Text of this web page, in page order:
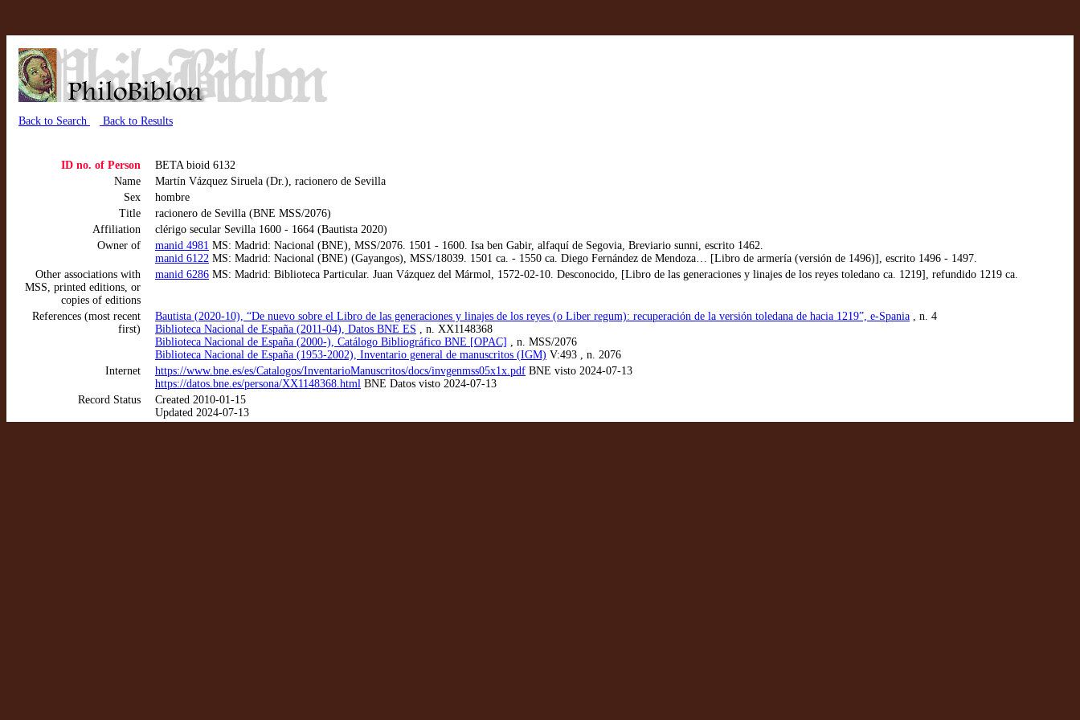
Back to Search Back to Results
ID no. of Person
BETA bioid 6132
Name
Martín Vázquez Siruela (Dr.), racionero de Sevilla
Sex
hombre
Title
racionero de Sevilla (BNE MSS/2076)
Affiliation
clérigo secular Sevilla 1600 - 1664 (Bautista 2020)
Owner of
manid 4981 MS: Madrid: Nacional (BNE), MSS/2076. 1501 - 1600. Isa ben Gabir, alfaquí de Segovia, Breviario sunni, escrito 1462.
manid 6122 MS: Madrid: Nacional (BNE) (Gayangos), MSS/18039. 1501 ca. - 1550 ca. Diego Fernández de Mendoza… [Libro de armería (versión de 1496)], escrito 1496 - 1497.
Other associations with
MSS, printed editions, or
copies of editions
manid 6286 MS: Madrid: Biblioteca Particular. Juan Vázquez del Mármol, 1572-02-10. Desconocido, [Libro de las generaciones y linajes de los reyes toledano ca. 1219], refundido 1219 ca.
References (most recent
first)
Bautista (2020-10), “De nuevo sobre el Libro de las generaciones y linajes de los reyes (o Liber regum): recuperación de la versión toledana de hacia 1219”, e-Spania , n. 4
Biblioteca Nacional de España (2011-04), Datos BNE ES , n. XX1148368
Biblioteca Nacional de España (2000-), Catálogo Bibliográfico BNE [OPAC] , n. MSS/2076
Biblioteca Nacional de España (1953-2002), Inventario general de manuscritos (IGM) V:493 , n. 2076
Internet
https://www.bne.es/es/Catalogos/InventarioManuscritos/docs/invgenmss05x1x.pdf BNE visto 2024-07-13
https://datos.bne.es/persona/XX1148368.html BNE Datos visto 2024-07-13
Record Status
Created 2010-01-15
Updated 2024-07-13